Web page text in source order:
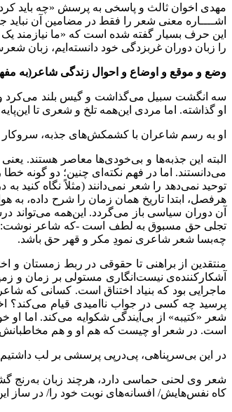
مهدی اخوان ثالث و پاسخی به پرسش «چه باید
اشــــاره معنی شعر را فقط در مضامین آن نباید
این حرف بسیار گفته شده است که «ما نیازمند
را زبان دوران غربزدگی خود دانسته‌ایم، زبان
وضع و موقع و اوضاع و احوال زندگی شاعر(به
سه انگشت سبیل می‌گذاشت و گیس بلند می‌کرد و
او گذاشته. اما مردی این‌همه تلخ و شعری تا
او به رسم شاعران با کشمکش‌های جذبه،
البته این جذبه‌ها و بی‌خودی‌ها معاصر هستند.
می‌دانستند. اما در فهم نکته‌ای چنین؛ دو گونه
توحید نمی‌دهد را شعر نمی‌دانند (مثلاً نگاه کنید
هرفصل، ابتدا تاریخ همان زمان را شرح داده،
آن دوران سیاسی باز می‌گردد. این‌همه
تجلی حق مسبوق به لطف است -که شاعر نوشت: «از
چه‌بسا شعر شاعری نمودِ مکر و قهر حق باشد.
منتقدین از براهنی تا حقوقی در ربط زمستان و
آشکارکننده‌ی نیست‌انگاری مستولی بر زمان و
ماجرایی بود که بنیاد اختناق است. کسانی که
پرسید چه کسی در جواب ناامیدی قیام می‌کند؟
شعر «کتیبه» از بی‌آیندگی شکوایه می‌کند. اما او
است. در شعر او چیست که هم او و هم مخاطبانش
در این بی‌سرپناهی، پی‌درپی پرسشی بر لب
شعر وی لحنی حماسی دارد، هرچند زبان
کاه نفس‌هایش/ افسانه‌های نوبت خود را/ در ساز